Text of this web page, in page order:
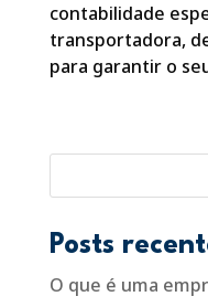
contabilidade
transportadora,
para garantir o
Posts
O que é uma